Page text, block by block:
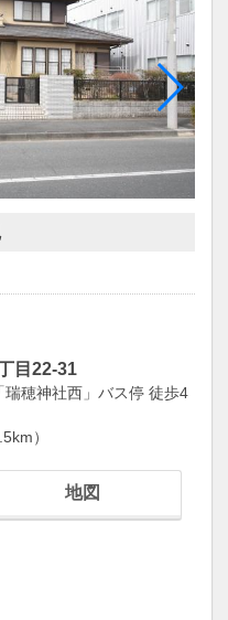
目22-31
穂神社西」バス停 徒歩4
）
地図